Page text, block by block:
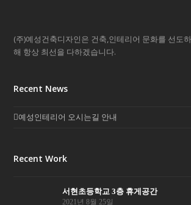
(주)예성건축디자인은 건축,인테리어 문화를 선도
해 항상 최선을 다하겠습니다.
Recent News
예성인테리어 오시는길 안내
Recent Work
서현초등학교 3층 휴게공간
2021년 8월 25일